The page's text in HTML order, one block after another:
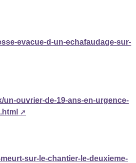
evacue-d-un-echafaudage-sur-
ouvrier-de-19-ans-en-urgence-
sur-le-chantier-le-deuxieme-